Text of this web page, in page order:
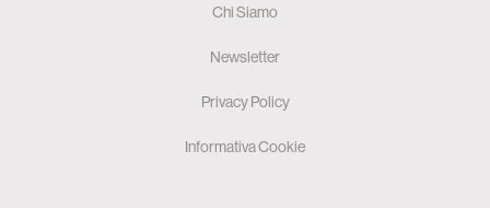
Chi Siamo
Newsletter
Privacy Policy
Informativa Cookie